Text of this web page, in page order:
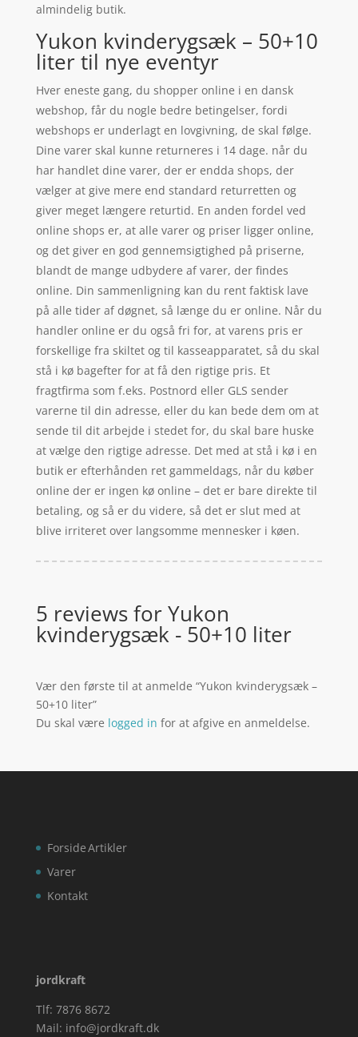
almindelig butik.
Yukon kvinderygsæk – 50+10
liter til nye eventyr
Hver eneste gang, du shopper online i en dansk
webshop, får du nogle bedre betingelser, fordi
webshops er underlagt en lovgivning, de skal følge.
Dine varer skal kunne returneres i 14 dage. når du
har handlet dine varer, der er endda shops, der
vælger at give mere end standard returretten og
giver meget længere returtid. En anden fordel ved
online shops er, at alle varer og priser ligger online,
og det giver en god gennemsigtighed på priserne,
blandt de mange udbydere af varer, der findes
online. Din sammenligning kan du rent faktisk lave
på alle tider af døgnet, så længe du er online. Når du
handler online er du også fri for, at varens pris er
forskellige fra skiltet og til kasseapparatet, så du skal
stå i kø bagefter for at få den rigtige pris. Et
fragtfirma som f.eks. Postnord eller GLS sender
varerne til din adresse, eller du kan bede dem om at
sende til dit arbejde i stedet for, du skal bare huske
at vælge den rigtige adresse. Det med at stå i kø i en
butik er efterhånden ret gammeldags, når du køber
online der er ingen kø online – det er bare direkte til
betaling, og så er du videre, så det er slut med at
blive irriteret over langsomme mennesker i køen.
5 reviews forYukon
kvinderygsæk - 50+10 liter
Vær den første til at anmelde “Yukon kvinderygsæk –
50+10 liter”
Du skal være logged in for at afgive en anmeldelse.
Forside
Varer
Kontakt
Artikler
jordkraft
Tlf: 7876 8672
Mail: info@jordkraft.dk